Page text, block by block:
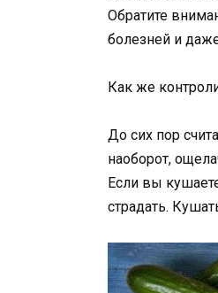
Обратите
болезней и
Как же
До сих пор
наоборот,
Если вы
страдать.